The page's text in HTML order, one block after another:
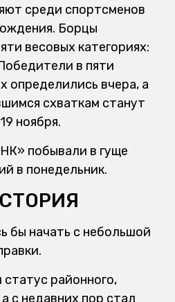
среди спортсменов
Борцы
весовых категориях:
в пяти
определились вчера, а
схваткам станут
ноября.
побывали в гуще
в понедельник.
бы начать с небольшой
районного,
с недавних пор стал